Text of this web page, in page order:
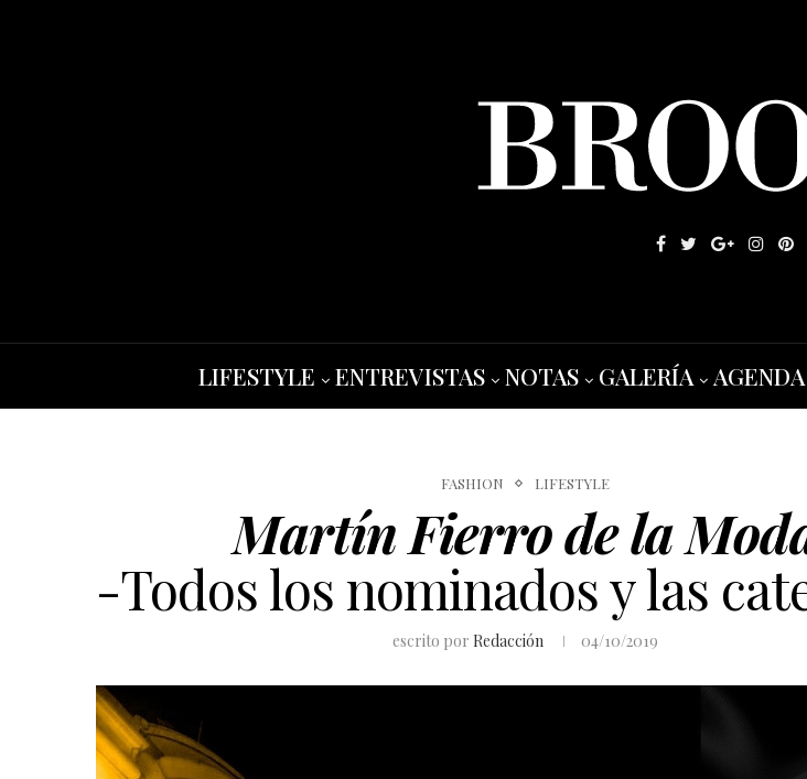
LIFESTYLE ENTREVISTAS NOTAS GALERÍA AGENDA
FASHION LIFESTYLE
Martín Fierro de la
-Todos los nominados y las
escrito porRedacción 04/10/2019